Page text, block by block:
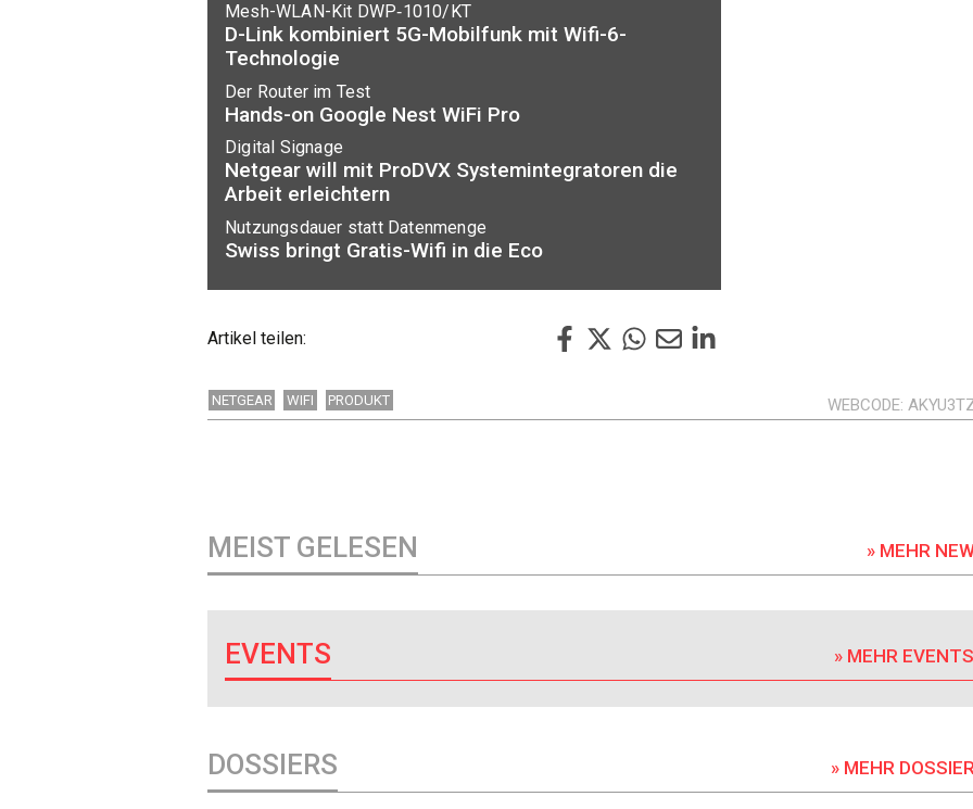
Mesh-WLAN-Kit DWP‑1010/KT
D-Link kombiniert 5G-Mobilfunk mit Wifi-6-
Technologie
Der Router im Test
Hands-on Google Nest WiFi Pro
Digital Signage
Netgear will mit ProDVX Systemintegratoren die
Arbeit erleichtern
Nutzungsdauer statt Datenmenge
Swiss bringt Gratis-Wifi in die Eco
Artikel teilen:
NETGEAR WIFI PRODUKT WEBCODE
MEIST GELESEN » MEHR
EVENTS » MEHR EVENTS
DOSSIERS » MEHR